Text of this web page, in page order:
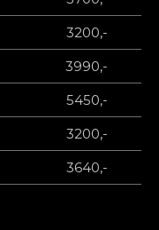
3200,-
3990,-
5450,-
3200,-
3640,-